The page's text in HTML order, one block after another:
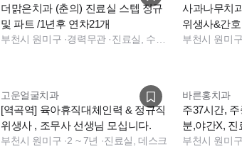
더맑은치과 (춘의) 진료실 스텝 정규
및 파트 /1년후 연차21개
부천시 원미구 ·경력무관·
사과나무치
위생사&간
부천시 원미구
고운얼굴치과
[역곡역] 육아휴직대체인력 & 정규직
위생사 , 조무사 선생님 모십니다.
부천시 원미구 ·2 ~ 7년 ·진료실, 데스크
바른홍치과
주37시간,
분,야간X, 진
부천시 원미구